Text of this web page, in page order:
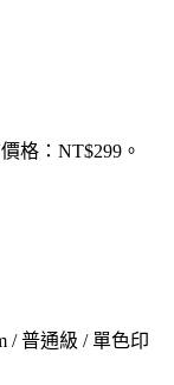
格：NT$299。
/ 普通級 / 單色印